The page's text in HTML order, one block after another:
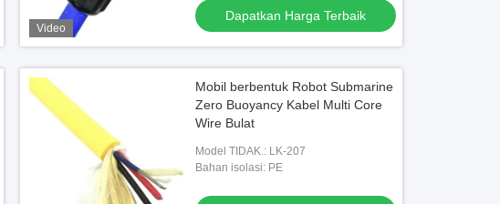
Video
Dapatkan Harga Terbaik
Mobil berbentuk Robot Submarine
Zero Buoyancy Kabel Multi Core
Wire Bulat
Model TIDAK.: LK-207
Bahan isolasi: PE